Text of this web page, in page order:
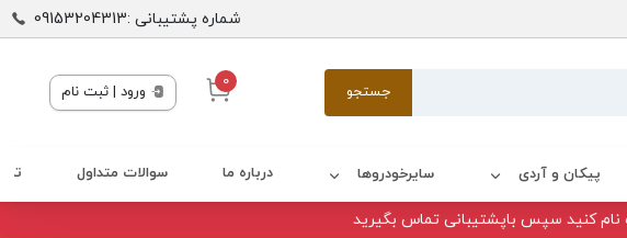
شماره پشتیبانی :09153204313
جستجو
0
ورود | ثبت نام
پیکان و آردی سایرخودروها درباره ما سوالات متداول
کنید سپس باپشتیبانی تماس بگیرید